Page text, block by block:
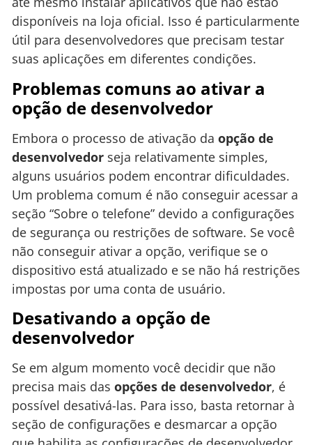
disponíveis na loja oficial. Isso é particularmente
útil para desenvolvedores que precisam testar
suas aplicações em diferentes condições.
Problemas comuns ao ativar a
opção de desenvolvedor
Embora o processo de ativação da opção de
desenvolvedor seja relativamente simples,
alguns usuários podem encontrar dificuldades.
Um problema comum é não conseguir acessar a
seção “Sobre o telefone” devido a configurações
de segurança ou restrições de software. Se você
não conseguir ativar a opção, verifique se o
dispositivo está atualizado e se não há restrições
impostas por uma conta de usuário.
Desativando a opção de
desenvolvedor
Se em algum momento você decidir que não
precisa mais das opções de desenvolvedor, é
possível desativá-las. Para isso, basta retornar à
seção de configurações e desmarcar a opção